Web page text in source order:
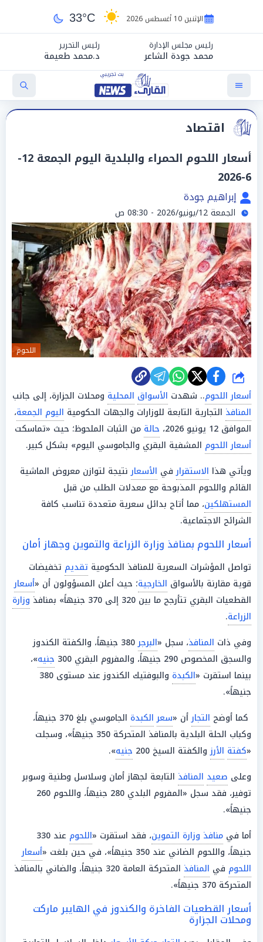
الإثنين 10 أغسطس 2026 33°C
رئيس مجلس الإدارة
محمد جودة الشاعر
رئيس التحرير
د.محمد طعيمة
اقتصاد
أسعار اللحوم الحمراء والبلدية اليوم الجمعة 12-
6-2026
إبراهيم جودة
الجمعة 12/يونيو/2026 - 08:30 ص
اللحوم
شارك
أسعار اللحوم.. شهدت الأسواق المحلية ومحلات الجزارة، إلى جانب
المنافذ التجارية التابعة للوزارات والجهات الحكومية اليوم الجمعة،
الموافق 12 يونيو 2026،
حالة من الثبات الملحوظ؛ حيث «تماسكت
أسعار اللحوم المشفية البقري والجاموسي اليوم» بشكل كبير.
ويأتي هذا الاستقرارفي الأسعارنتيجة لتوازن معروض الماشية
القائم واللحوم المذبوحة مع معدلات الطلب من قبل
المستهلكين، مما أتاح بدائل سعرية متعددة تناسب كافة
الشرائح الاجتماعية.
أسعار اللحوم بمنافذ وزارة الزراعة والتموين وجهاز أمان
تواصل المؤشرات السعرية للمنافذ الحكومية تقديم تخفيضات
قوية مقارنة بالأسواق الخارجية؛ حيث أعلن المسؤولون أن «أسعار
القطعيات البقري تتأرجح ما بين 320 إلى 370 جنيهاً» بمنافذ
وزارة
الزراعة.
وفي ذات المنافذ، سجل «البرجر
380 جنيهاً، والكفتة الكندوز
والسجق المخصوص 290 جنيهاً، والمفروم البقري 300
جنيه»،
بينما استقرت «الكبدة
والبوفتيك الكندوز عند مستوى 380
جنيهاً».
كما أوضح التجارأن «سعر الكبدة
الجاموسي بلغ 370 جنيهاً،
وكباب الحلة البلدية بالمنافذ المتحركة 350 جنيهاً»، وسجلت
«كفتة الأرزوالكفتة السيخ 200 جنيه».
وعلى صعيد المنافذ التابعة لجهاز أمان وسلاسل وطنية وسوبر
توفير، فقد سجل «المفروم البلدي 280 جنيهاً، واللحوم 260
جنيهاً».
أما في منافذ وزارة التموين، فقد استقرت «اللحوم
عند 330
جنيهاً، واللحوم الضاني عند 350 جنيهاً»، في حين بلغت «
أسعار
اللحوم في المنافذ
المتحركة العامة 320 جنيهاً، والضاني بالمنافذ
المتحركة 370 جنيهاً».
أسعار القطعيات الفاخرة والكندوز في الهايبر ماركت
ومحلات الجزارة